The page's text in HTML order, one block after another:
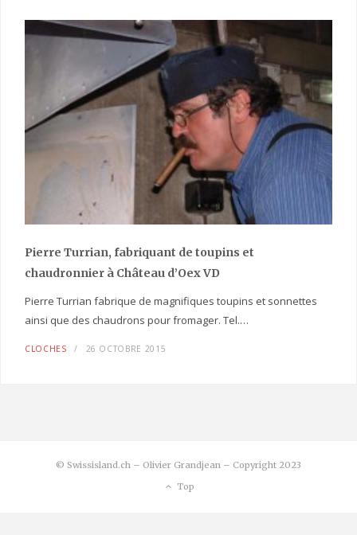
Pierre Turrian, fabriquant de toupins et
chaudronnier à Château d’Oex VD
Pierre Turrian fabrique de magnifiques toupins et sonnettes
ainsi que des chaudrons pour fromager. Tel.…
CLOCHES 26 OCTOBRE 2015
© Swissisland.ch – Olivier Grandjean – Copyright 2023
Top